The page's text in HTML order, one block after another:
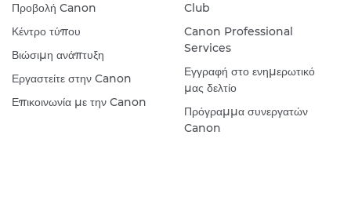
Προβολή Canon
Κέντρο τύπου
Βιώσιμη ανάπτυξη
Εργαστείτε στην Canon
Επικοινωνία με την Canon
Club
Canon Professional
Services
Εγγραφή στο ενημερωτικό
μας δελτίο
Πρόγραμμα συνεργατών
Canon